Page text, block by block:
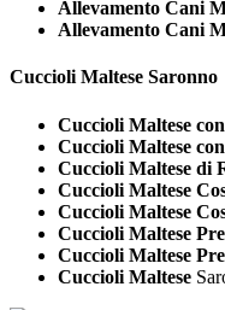
Allevamento Cani
Allevamento Cani
Cuccioli Maltese Saronno
Cuccioli Maltese
Cuccioli Maltese
Cuccioli Maltese di
Cuccioli Maltese
Cuccioli Maltese
Cuccioli Maltese
Cuccioli Maltese
Cuccioli Maltese